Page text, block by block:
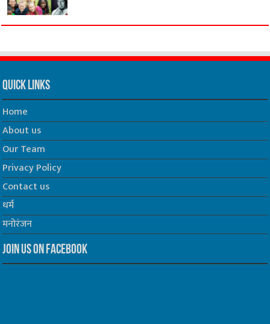
Quick Links
Home
About us
Our Team
Privacy Policy
Contact us
धर्म
मनोरंजन
Join us on Facebook